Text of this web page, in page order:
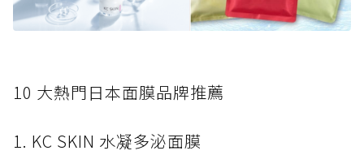
10 大熱門日本面膜品牌推薦
1. KC SKIN 水凝多泌面膜